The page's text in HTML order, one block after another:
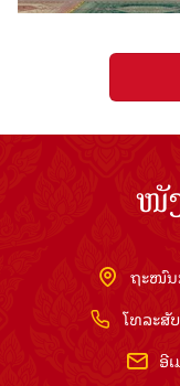
ໜັ
ຖະໜົນ
ໂທລະສັ
ອີ